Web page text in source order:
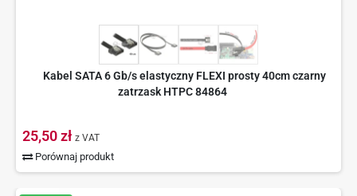
Kabel SATA 6 Gb/s elastyczny FLEXI prosty 40cm czarny
zatrzask HTPC 84864
25,50 zł z VAT
Porównaj produkt